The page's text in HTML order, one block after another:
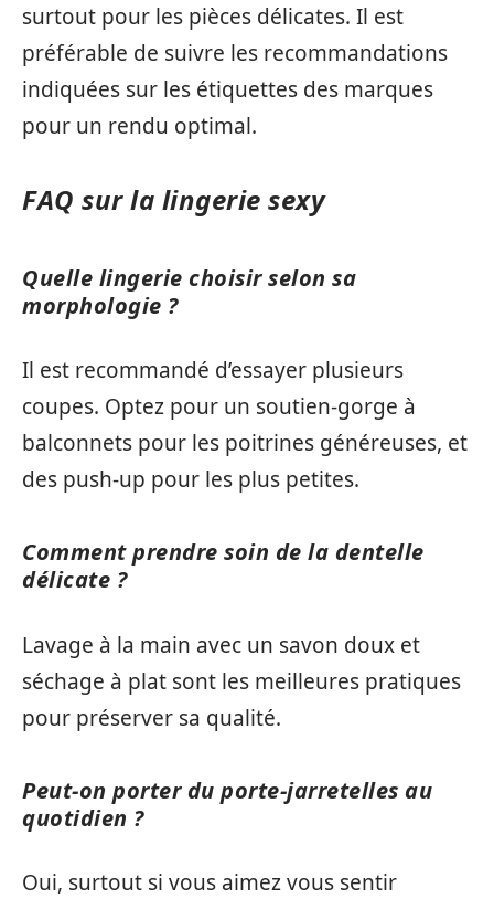
surtout pour les pièces délicates. Il est
préférable de suivre les recommandations
indiquées sur les étiquettes des marques
pour un rendu optimal.
FAQ sur la lingerie sexy
Quelle lingerie choisir selon sa
morphologie ?
Il est recommandé d’essayer plusieurs
coupes. Optez pour un soutien-gorge à
balconnets pour les poitrines généreuses, et
des push-up pour les plus petites.
Comment prendre soin de la dentelle
délicate ?
Lavage à la main avec un savon doux et
séchage à plat sont les meilleures pratiques
pour préserver sa qualité.
Peut-on porter du porte-jarretelles au
quotidien ?
Oui, surtout si vous aimez vous sentir